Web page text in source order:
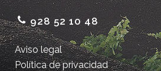
928 52 10 48
Aviso legal
Política de privacidad